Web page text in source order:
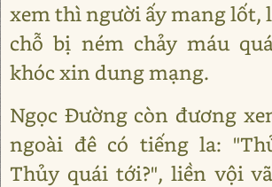
xem thì người ấy mang lốt,
chỗ bị ném chảy máu
khóc xin dung mạng.
Ngọc Đường còn đương
ngoài đê có tiếng la:
Thủy quái tới?", liền vội